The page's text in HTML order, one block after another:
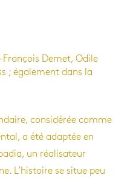
Demet, Odile
; également dans la
considérée comme
a été adaptée en
un réalisateur
L’histoire se situe peu